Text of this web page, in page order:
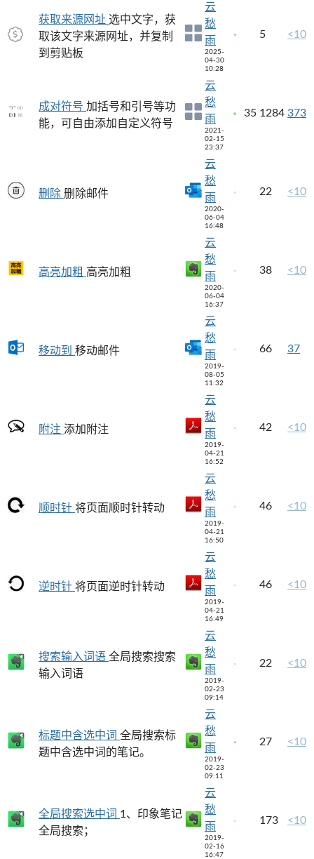
获取来源网址 选中文字，获
取该文字来源网址，并复制
到剪贴板
云
愁
雨
2025-
04-30
10:28
5 <10
成对符号 加括号和引号等功
能，可自由添加自定义符号
云
愁
雨
2021-
02-15
23:37
35 1284 373
删除 删除邮件
云
愁
雨
2020-
06-04
16:48
22 <10
高亮加粗 高亮加粗
云
愁
雨
2020-
06-04
16:37
38 <10
移动到 移动邮件
云
愁
雨
2019-
08-05
11:32
66 37
附注 添加附注
云
愁
雨
2019-
04-21
16:52
42 <10
顺时针 将页面顺时针转动
云
愁
雨
2019-
04-21
16:50
46 <10
逆时针 将页面逆时针转动
云
愁
雨
2019-
04-21
16:49
46 <10
搜索输入词语 全局搜索搜索
输入词语
云
愁
雨
2019-
02-23
09:14
22 <10
标题中含选中词 全局搜索标
题中含选中词的笔记。
云
愁
雨
2019-
02-23
09:11
27 <10
全局搜索选中词 1、印象笔记
全局搜索；
云
愁
雨
2019-
02-16
16:47
173 <10